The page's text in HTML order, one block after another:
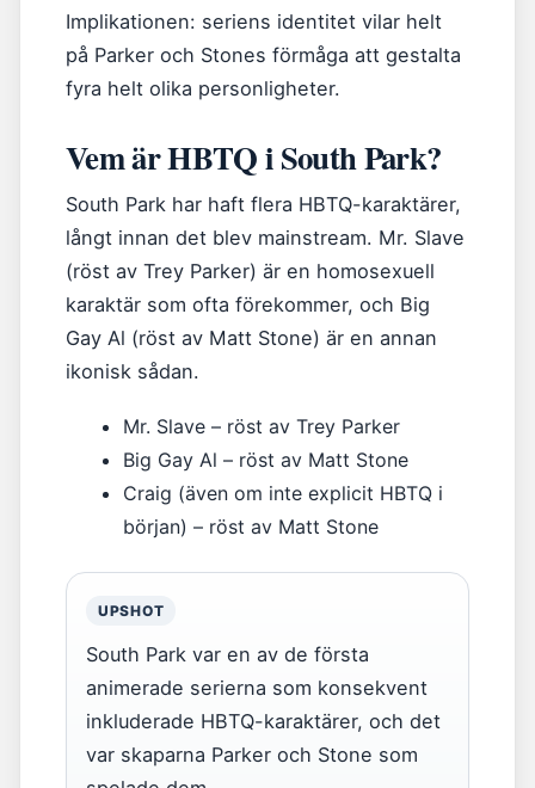
Implikationen: seriens identitet vilar helt
på Parker och Stones förmåga att gestalta
fyra helt olika personligheter.
Vem är HBTQ i South Park?
South Park har haft flera HBTQ-karaktärer,
långt innan det blev mainstream. Mr. Slave
(röst av Trey Parker) är en homosexuell
karaktär som ofta förekommer, och Big
Gay Al (röst av Matt Stone) är en annan
ikonisk sådan.
Mr. Slave – röst av Trey Parker
Big Gay Al – röst av Matt Stone
Craig (även om inte explicit HBTQ i
början) – röst av Matt Stone
UPSHOT
South Park var en av de första
animerade serierna som konsekvent
inkluderade HBTQ-karaktärer, och det
var skaparna Parker och Stone som